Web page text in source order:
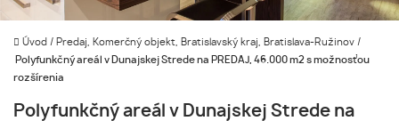
Úvod / Predaj, Komerčný objekt, Bratislavský kraj, Bratislava-Ružinov /
Polyfunkčný areál v Dunajskej Strede na PREDAJ, 46.000 m2 s možnosťou
rozšírenia
Polyfunkčný areál v Dunajskej Strede na